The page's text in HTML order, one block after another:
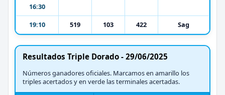
16:30
19:10
519 103 422 Sag
Resultados Triple Dorado - 29/06/2025
Números ganadores oficiales. Marcamos en amarillo los
triples acertados y en verde las terminales acertadas.